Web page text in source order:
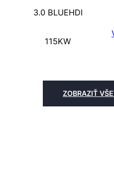
3.0 BLUEHDI
115KW
ZOBRAZIŤ